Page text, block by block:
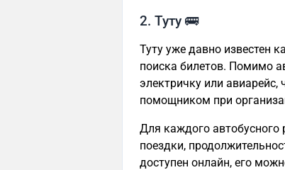
2. Туту 🚌
Туту уже давно известен
поиска билетов. Помимо
электричку или
помощником при
Для каждого автобусного
поездки,
доступен онлайн, его